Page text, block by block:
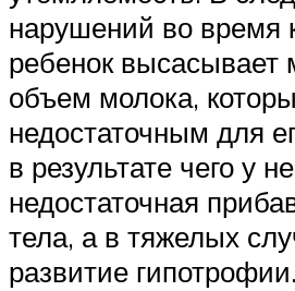
нарушений во время
ребенок
объем молока,
недостаточным для
в результате чего у
недостаточная
тела, а в тяжелых
развитие гипотрофии.